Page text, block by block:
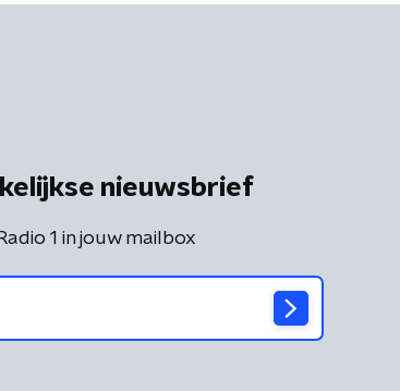
nieuwsbrief
1 in jouw mailbox